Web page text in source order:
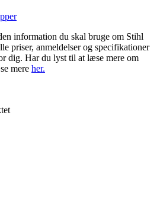
information du skal bruge om Stihl
priser, anmeldelser og specifikationer
dig. Har du lyst til at læse mere om
mere her.